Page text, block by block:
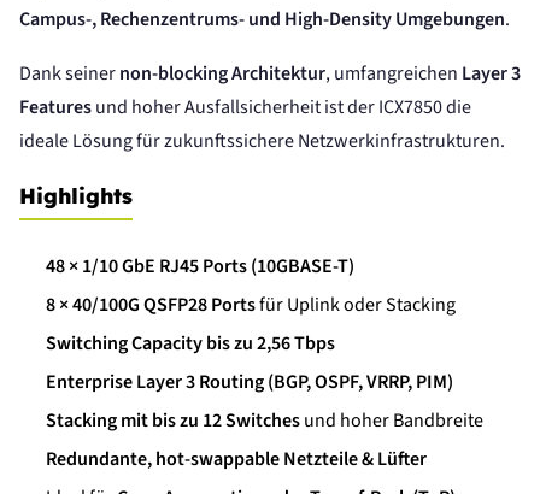
Campus-, Rechenzentrums- und High-Density Umgebungen.
Dank seinernon-blocking Architektur, umfangreichen Layer 3
Featuresund hoher Ausfallsicherheit ist der ICX7850 die
ideale Lösung für zukunftssichere Netzwerkinfrastrukturen.
Highlights
48 × 1/10 GbE RJ45 Ports (10GBASE-T)
8 × 40/100G QSFP28 Portsfür Uplink oder Stacking
Switching Capacity bis zu 2,56 Tbps
Enterprise Layer 3 Routing (BGP, OSPF, VRRP, PIM)
Stacking mit bis zu 12 Switchesund hoher Bandbreite
Redundante, hot-swappable Netzteile & Lüfter